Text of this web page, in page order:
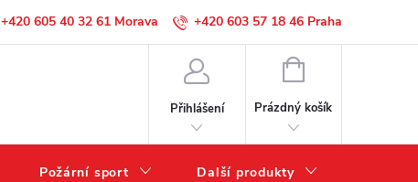
+420 605 40 32 61 +420 603 57 18 46
Přihlášení
NÁKUPNÍ
Prázdný košík
Požární sport Další produkty